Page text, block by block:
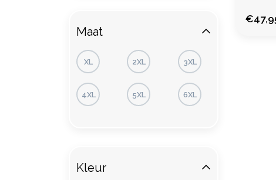
Maat
XL 2XL 3XL
4XL 5XL 6XL
Kleur